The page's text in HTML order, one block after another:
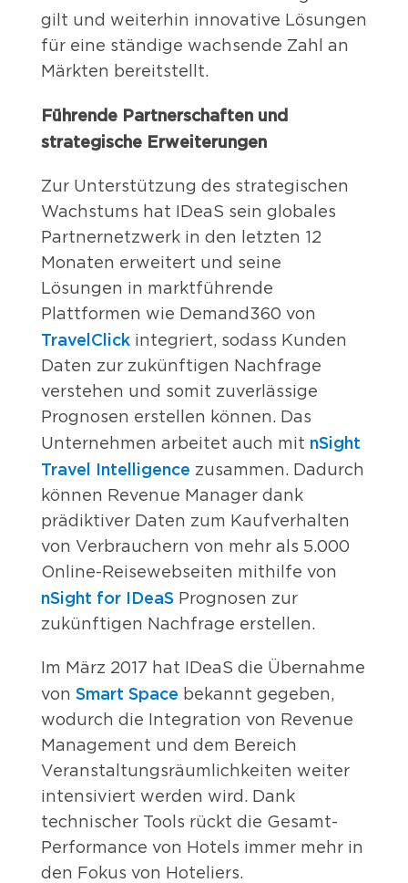
gilt und weiterhin innovative Lösungen
für eine ständige wachsende Zahl an
Märkten bereitstellt.
Führende Partnerschaften und
strategische Erweiterungen
Zur Unterstützung des strategischen
Wachstums hat IDeaS sein globales
Partnernetzwerk in den letzten 12
Monaten erweitert und seine
Lösungen in marktführende
Plattformen wie Demand360 von
TravelClick integriert, sodass Kunden
Daten zur zukünftigen Nachfrage
verstehen und somit zuverlässige
Prognosen erstellen können. Das
Unternehmen arbeitet auch mit nSight
Travel Intelligence zusammen. Dadurch
können Revenue Manager dank
prädiktiver Daten zum Kaufverhalten
von Verbrauchern von mehr als 5.000
Online-Reisewebseiten mithilfe von
nSight for IDeaS Prognosen zur
zukünftigen Nachfrage erstellen.
Im März 2017 hat IDeaS die Übernahme
von Smart Space bekannt gegeben,
wodurch die Integration von Revenue
Management und dem Bereich
Veranstaltungsräumlichkeiten weiter
intensiviert werden wird. Dank
technischer Tools rückt die Gesamt-
Performance von Hotels immer mehr in
den Fokus von Hoteliers.